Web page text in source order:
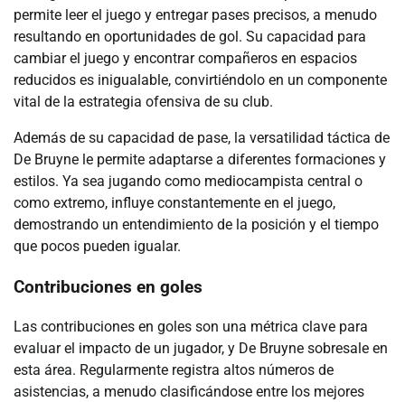
permite leer el juego y entregar pases precisos, a menudo
resultando en oportunidades de gol. Su capacidad para
cambiar el juego y encontrar compañeros en espacios
reducidos es inigualable, convirtiéndolo en un componente
vital de la estrategia ofensiva de su club.
Además de su capacidad de pase, la versatilidad táctica de
De Bruyne le permite adaptarse a diferentes formaciones y
estilos. Ya sea jugando como mediocampista central o
como extremo, influye constantemente en el juego,
demostrando un entendimiento de la posición y el tiempo
que pocos pueden igualar.
Contribuciones en goles
Las contribuciones en goles son una métrica clave para
evaluar el impacto de un jugador, y De Bruyne sobresale en
esta área. Regularmente registra altos números de
asistencias, a menudo clasificándose entre los mejores